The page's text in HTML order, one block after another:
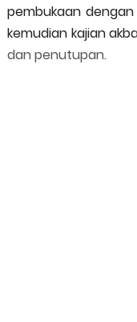
pembukaan
kemudian kajian
dan penutupan.